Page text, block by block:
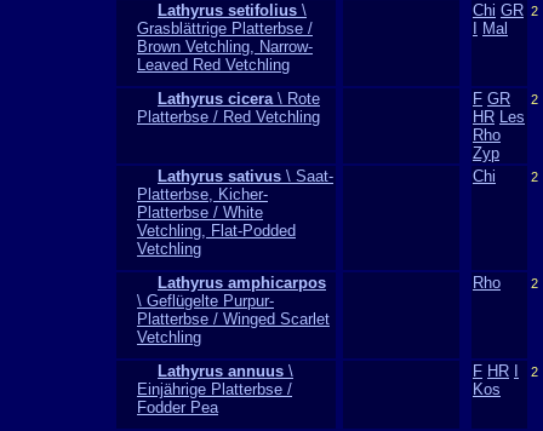
Lathyrus setifolius \
Grasblättrige Platterbse /
Brown Vetchling, Narrow-
Leaved Red Vetchling
Chi GR
Mal
2
Lathyrus cicera\ Rote
Platterbse / Red Vetchling
F GR
HR Les
Rho
Zyp
2
Lathyrus sativus \ Saat-
Platterbse, Kicher-
Platterbse / White
Vetchling, Flat-Podded
Vetchling
Chi 2
Lathyrus amphicarpos
\ Geflügelte Purpur-
Platterbse / Winged Scarlet
Vetchling
Rho 2
Lathyrus annuus \
Einjährige Platterbse /
Fodder Pea
F HR
Kos
2